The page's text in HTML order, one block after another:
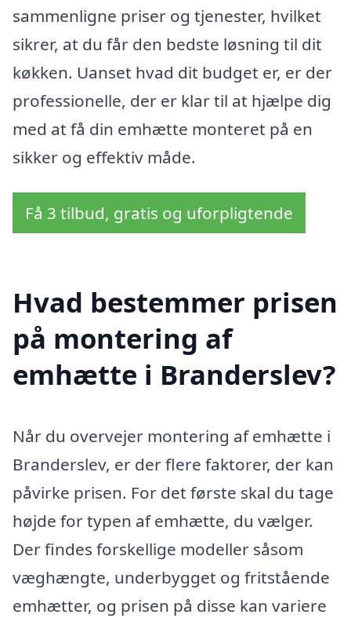
sammenligne priser og tjenester, hvilket
sikrer, at du får den bedste løsning til dit
køkken. Uanset hvad dit budget er, er der
professionelle, der er klar til at hjælpe dig
med at få din emhætte monteret på en
sikker og effektiv måde.
Få 3 tilbud, gratis og uforpligtende
Hvad bestemmer prisen
på montering af
emhætte i Branderslev?
Når du overvejer montering af emhætte i
Branderslev, er der flere faktorer, der kan
påvirke prisen. For det første skal du tage
højde for typen af emhætte, du vælger.
Der findes forskellige modeller såsom
væghængte, underbygget og fritstående
emhætter, og prisen på disse kan variere